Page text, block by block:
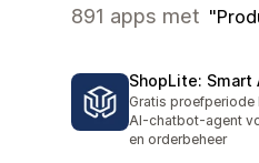
891 apps met
ShopLite: Smart
Gratis proefperiode
AI-chatbot-agent
en orderbeheer